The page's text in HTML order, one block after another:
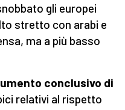
gli europei
stretto con arabi e
ma a più basso
conclusivo di
relativi al rispetto